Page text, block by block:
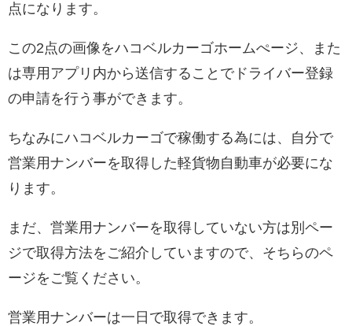
点になります。
この2点の画像をハコベルカーゴホームぺージ、また
は専用アプリ内から送信することでドライバー登録
の申請を行う事ができます。
ちなみにハコベルカーゴで稼働する為には、自分で
営業用ナンバーを取得した軽貨物自動車が必要にな
ります。
まだ、営業用ナンバーを取得していない方は別ペー
ジで取得方法をご紹介していますので、そちらのペ
ージをご覧ください。
営業用ナンバーは一日で取得できます。